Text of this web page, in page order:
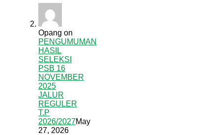
Opang on
PENGUMUMAN
HASIL
SELEKSI
PSB 16
NOVEMBER
2025
JALUR
REGULER
T.P
2026/2027May
27, 2026